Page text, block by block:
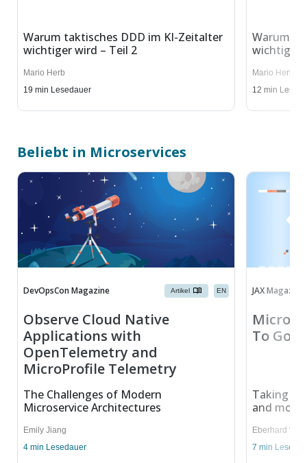
Warum taktisches DDD im KI-Zeitalter
wichtiger wird – Teil 2
Mario Herb
19 min Lesedauer
Warum
wichtiger
Mario Herb
12 min
Beliebt in Microservices
DevOpsCon Magazine Artikel EN
Observe Cloud Native
Applications with
OpenTelemetry and
MicroProfile Telemetry
The Challenges of Modern
Microservice Architectures
Emily Jiang
4 min Lesedauer
JAX Magazine
To Go?
Taking a
and
Eberhard Wolff
7 min